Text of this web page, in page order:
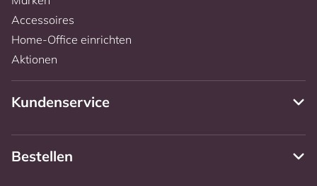
Accessoires
Home-Office einrichten
Aktionen
Kundenservice
Bestellen